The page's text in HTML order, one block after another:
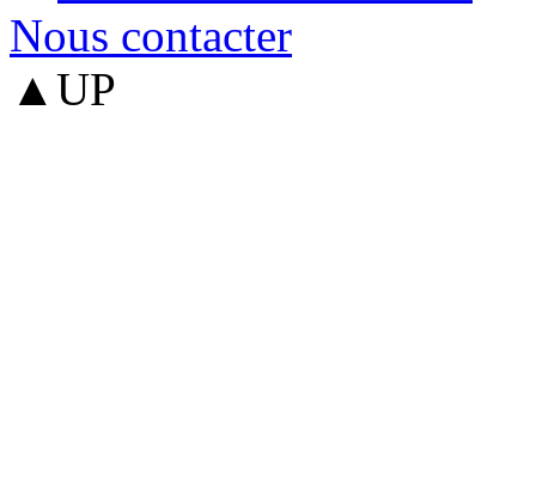
Nous contacter
▲UP